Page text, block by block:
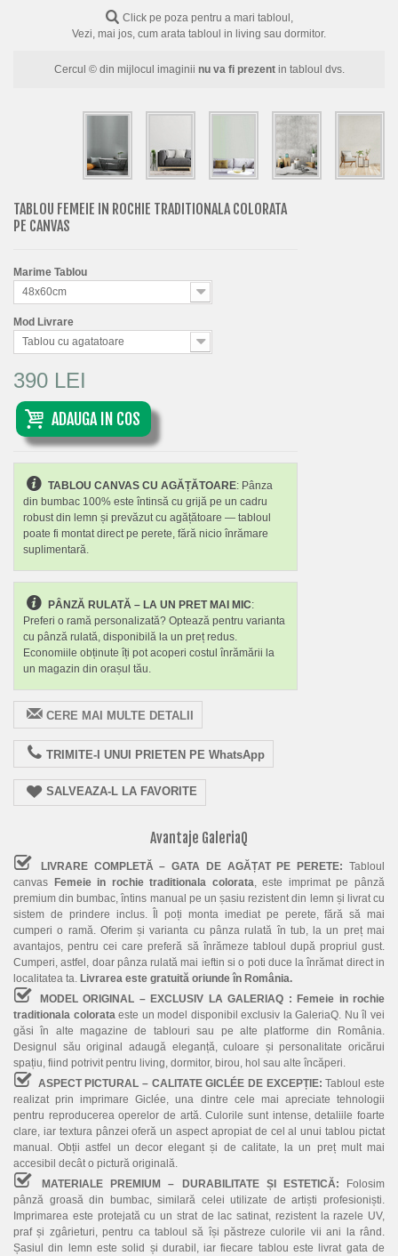
Click pe poza pentru a mari tabloul,
Vezi, mai jos, cum arata tabloul in living sau dormitor.
Cercul © din mijlocul imaginii nu va fi prezentin tabloul dvs.
TABLOU FEMEIE IN ROCHIE TRADITIONALA COLORATA
PE CANVAS
Marime Tablou
48x60cm
Mod Livrare
Tablou cu agatatoare
390 LEI
ADAUGA IN COS
TABLOU CANVAS CU AGĂȚĂTOARE: Pânza
din bumbac 100% este întinsă cu grijă pe un cadru
robust din lemn și prevăzut cu agățătoare — tabloul
poate fi montat direct pe perete, fără nicio înrămare
suplimentară.
PÂNZĂ RULATĂ – LA UN PRET MAI MIC:
Preferi o ramă personalizată? Optează pentru varianta
cu pânză rulată, disponibilă la un preț redus.
Economiile obținute îți pot acoperi costul înrămării la
un magazin din orașul tău.
CERE MAI MULTE DETALII
TRIMITE-I UNUI PRIETEN PE WhatsApp
SALVEAZA-L LA FAVORITE
Avantaje GaleriaQ
LIVRARE COMPLETĂ – GATA DE AGĂȚAT PE PERETE:Tabloul
canvas Femeie in rochie traditionala colorata, este imprimat pe pânză
premium din bumbac, întins manual pe un șasiu rezistent din lemn și livrat cu
sistem de prindere inclus. Îl poți monta imediat pe perete, fără să mai
cumperi o ramă. Oferim și varianta cu pânza rulată în tub, la un preț mai
avantajos, pentru cei care preferă să înrămeze tabloul după propriul gust.
Cumperi, astfel, doar pânza rulată mai ieftin si o poti duce la înrămat direct in
localitatea ta. Livrarea este gratuită oriunde în România.
MODEL ORIGINAL – EXCLUSIV LA GALERIAQ : Femeie in rochie
traditionala colorataeste un model disponibil exclusiv la GaleriaQ. Nu îl vei
găsi în alte magazine de tablouri sau pe alte platforme din România.
Designul său original adaugă eleganță, culoare și personalitate oricărui
spațiu, fiind potrivit pentru living, dormitor, birou, hol sau alte încăperi.
ASPECT PICTURAL – CALITATE GICLÉE DE EXCEPȚIE: Tabloul este
realizat prin imprimare Giclée, una dintre cele mai apreciate tehnologii
pentru reproducerea operelor de artă. Culorile sunt intense, detaliile foarte
clare, iar textura pânzei oferă un aspect apropiat de cel al unui tablou pictat
manual. Obții astfel un decor elegant și de calitate, la un preț mult mai
accesibil decât o pictură originală.
MATERIALE PREMIUM – DURABILITATE ȘI ESTETICĂ: Folosim
pânză groasă din bumbac, similară celei utilizate de artiști profesioniști.
Imprimarea este protejată cu un strat de lac satinat, rezistent la razele UV,
praf și zgârieturi, pentru ca tabloul să își păstreze culorile vii ani la rând.
Șasiul din lemn este solid și durabil, iar fiecare tablou este livrat gata de